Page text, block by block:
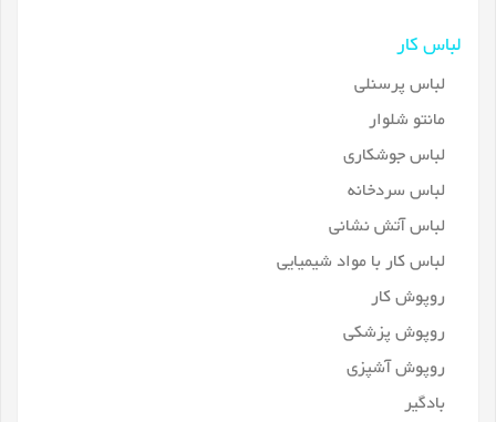
لباس کار
لباس پرسنلی
مانتو شلوار
لباس جوشکاری
لباس سردخانه
لباس آتش نشانی
لباس کار با مواد شیمیایی
روپوش کار
روپوش پزشکی
روپوش آشپزی
بادگیر